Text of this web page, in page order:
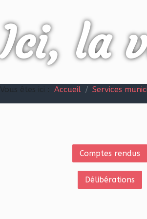
Ici, la
Accueil Services
Comptes rendus
Délibérations